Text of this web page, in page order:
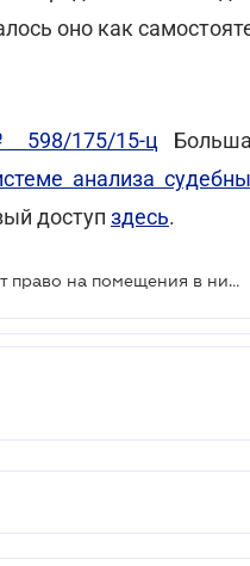
оно как
598/175/15-ц
анализа
доступ здесь.
Жители многоэтажек не всегда имеют право на помещения в них: решение Большой Палаты ВС